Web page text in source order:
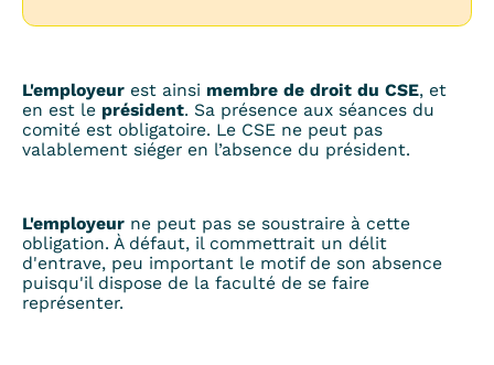
L'employeur est ainsi membre de droit du CSE, et
en est le président. Sa présence aux séances du
comité est obligatoire. Le CSE ne peut pas
valablement siéger en l’absence du président.
L'employeur ne peut pas se soustraire à cette
obligation. À défaut, il commettrait un délit
d'entrave, peu important le motif de son absence
puisqu'il dispose de la faculté de se faire
représenter.